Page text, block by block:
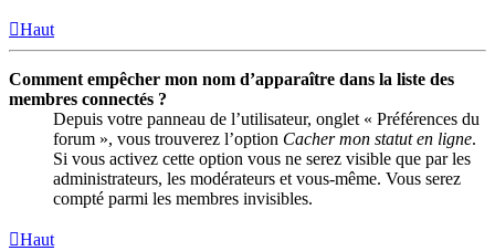
Haut
Comment empêcher mon nom d’apparaître dans la liste des
membres connectés ?
Depuis votre panneau de l’utilisateur, onglet « Préférences du
forum », vous trouverez l’option Cacher mon statut en ligne.
Si vous activez cette option vous ne serez visible que par les
administrateurs, les modérateurs et vous-même. Vous serez
compté parmi les membres invisibles.
Haut